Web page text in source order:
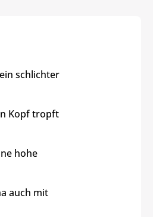
schlichter
Kopf tropft
hohe
auch mit